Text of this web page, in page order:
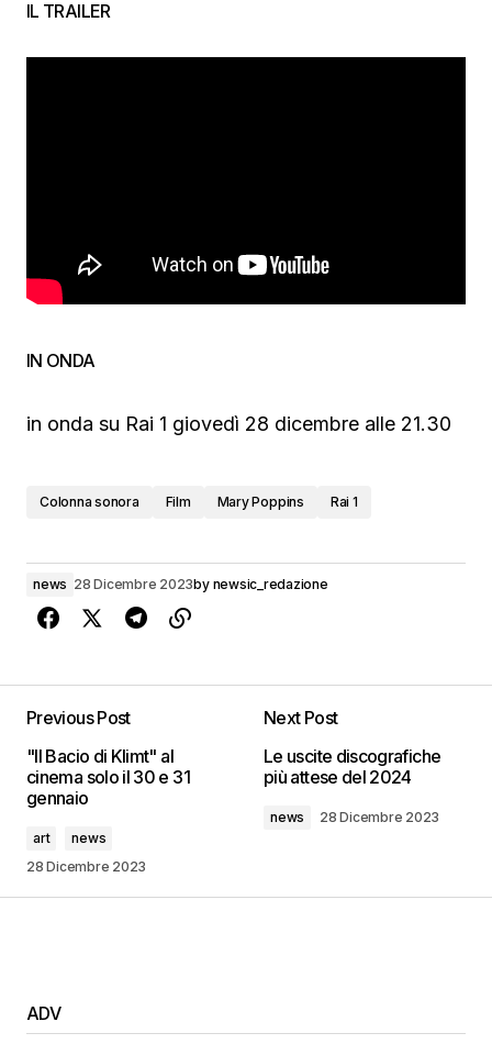
IL TRAILER
IN ONDA
in onda su Rai 1 giovedì 28 dicembre alle 21.30
Colonna sonora Film Mary Poppins Rai 1
news 28 Dicembre 2023by newsic_redazione
Previous Post
"Il Bacio di Klimt" al
cinema solo il 30 e 31
gennaio
art
news
28 Dicembre 2023
Next Post
Le uscite discografiche
più attese del 2024
news 28 Dicembre 2023
ADV